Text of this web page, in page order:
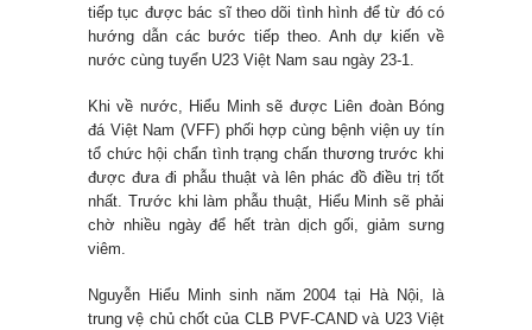
tiếp tục được bác sĩ theo dõi tình hình để từ đó có
hướng dẫn các bước tiếp theo. Anh dự kiến về
nước cùng tuyển U23 Việt Nam sau ngày 23-1.
Khi về nước, Hiểu Minh sẽ được Liên đoàn Bóng
đá Việt Nam (VFF) phối hợp cùng bệnh viện uy tín
tổ chức hội chẩn tình trạng chấn thương trước khi
được đưa đi phẫu thuật và lên phác đồ điều trị tốt
nhất. Trước khi làm phẫu thuật, Hiểu Minh sẽ phải
chờ nhiều ngày để hết tràn dịch gối, giảm sưng
viêm.
Nguyễn Hiểu Minh sinh năm 2004 tại Hà Nội, là
trung vệ chủ chốt của CLB PVF-CAND và U23 Việt